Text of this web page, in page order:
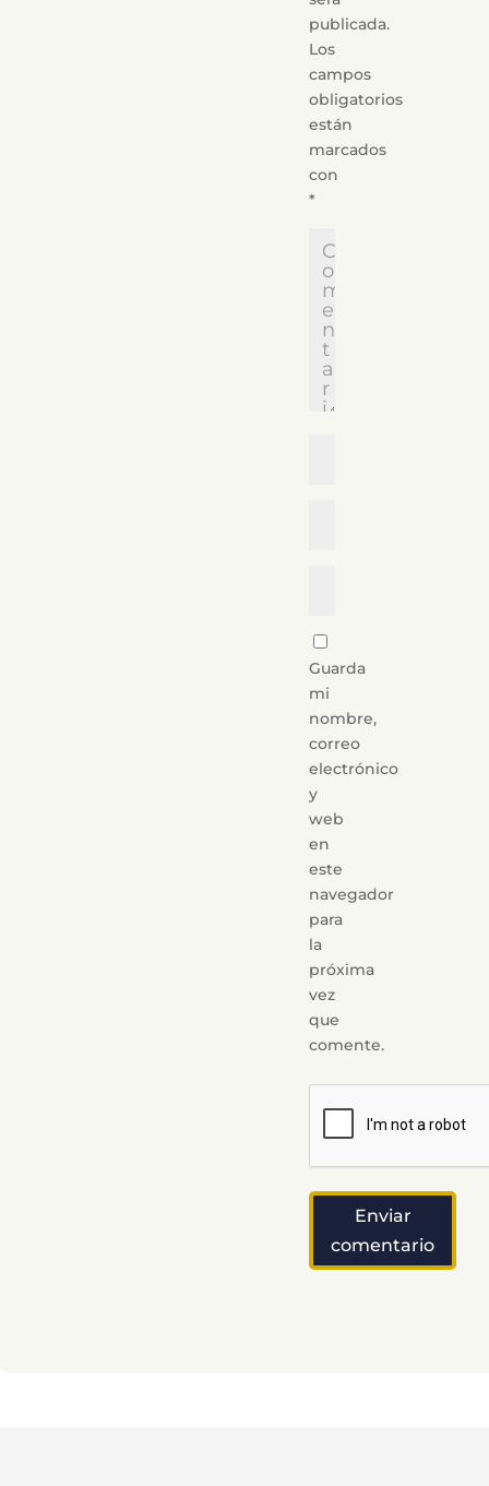
publicada.
Los
campos
obligatorios
están
marcados
con
*
Guarda
mi
nombre,
correo
electrónico
y
web
en
este
navegador
para
la
próxima
vez
que
comente.
Enviar
comentario